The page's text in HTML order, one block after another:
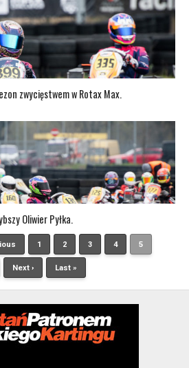
zwycięstwem w Rotax Max.
Oliwier Pyłka.
1 2 3 4 5
Next › Last »